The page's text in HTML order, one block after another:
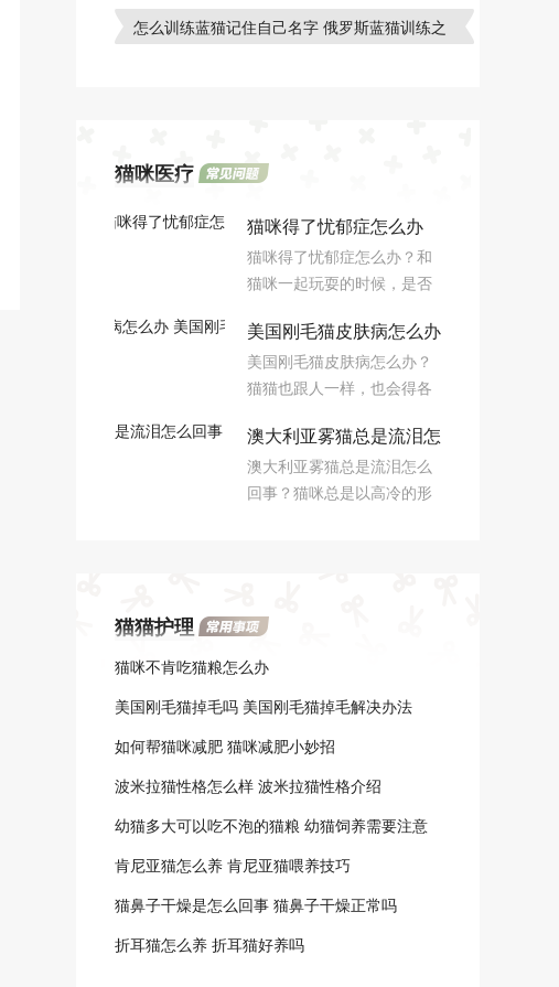
怎么训练蓝猫记住自己名字 俄罗斯蓝猫训练之
猫咪医疗
猫咪得了忧郁症怎么办
猫咪得了忧郁症怎么办？和
猫咪一起玩耍的时候，是否
粮也没有吃多少，这时候铲
屎官们就要注意自家主子是
不是生病啦！
美国刚毛猫皮肤病怎么办
美国刚毛猫皮肤病治疗方
法
美国刚毛猫皮肤病怎么办？
猫猫也跟人一样，也会得各
有厚厚的毛发，不怎么怕
冷，不过它们更容易得的是
皮肤病。
澳大利亚雾猫总是流泪怎
么回事 猫咪流泪原因介
绍
澳大利亚雾猫总是流泪怎么
回事？猫咪总是以高冷的形
猫猫护理
猫咪不肯吃猫粮怎么办
美国刚毛猫掉毛吗 美国刚毛猫掉毛解决办法
如何帮猫咪减肥 猫咪减肥小妙招
波米拉猫性格怎么样 波米拉猫性格介绍
幼猫多大可以吃不泡的猫粮 幼猫饲养需要注意
哪些
肯尼亚猫怎么养 肯尼亚猫喂养技巧
猫鼻子干燥是怎么回事 猫鼻子干燥正常吗
折耳猫怎么养 折耳猫好养吗